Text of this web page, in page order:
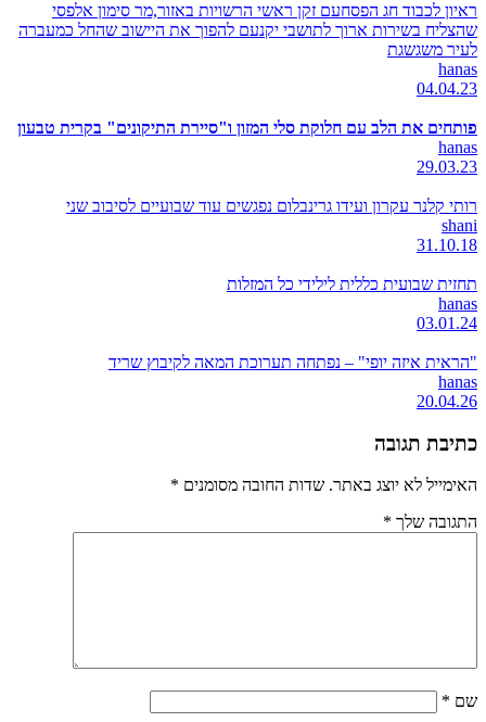
ראיון לכבוד חג הפסחעם זקן ראשי הרשויות באזור,מר סימון אלפסי
שהצליח בשירות ארוך לתושבי יקנעם להפוך את היישוב שהחל כמעברה
לעיר משגשגת
hanas
04.04.23
פותחים את הלב עם חלוקת סלי המזון ו"סיירת התיקונים" בקרית טבעון
hanas
29.03.23
רותי קלנר עקרון ועידו גרינבלום נפגשים עוד שבועיים לסיבוב שני
shani
31.10.18
תחזית שבועית כללית לילידי כל המזלות
hanas
03.01.24
"הראית איזה יופי" – נפתחה תערוכת המאה לקיבוץ שריד
hanas
20.04.26
כתיבת תגובה
האימייל לא יוצג באתר. שדות החובה מסומנים *
התגובה שלך *
שם *